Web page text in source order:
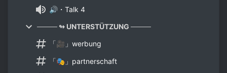
🔊・Talk 4
──── ↬ UNTERSTÜTZUNG ────
「🎥」werbung
「🎭」partnerschaft